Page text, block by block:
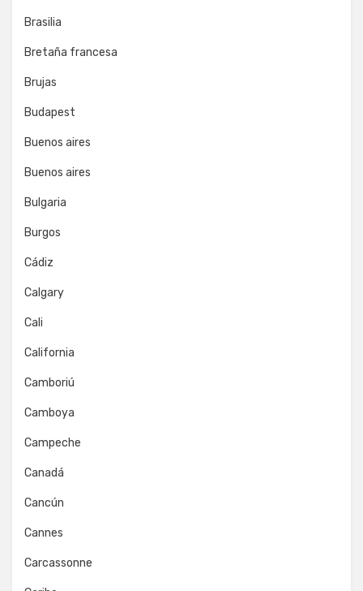
Brasilia
Bretaña francesa
Brujas
Budapest
Buenos aires
Buenos aires
Bulgaria
Burgos
Cádiz
Calgary
Cali
California
Camboriú
Camboya
Campeche
Canadá
Cancún
Cannes
Carcassonne